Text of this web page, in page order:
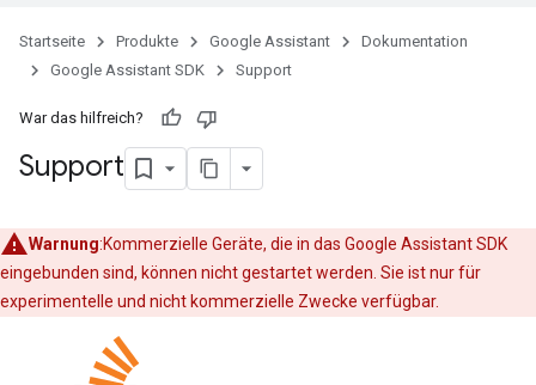
Startseite Produkte Google Assistant
Dokumentation
Google Assistant SDK
Support
War das hilfreich?
Support
Warnung:Kommerzielle Geräte, die in das Google Assistant SDK
eingebunden sind, können nicht gestartet werden. Sie ist nur für
experimentelle und nicht kommerzielle Zwecke verfügbar.